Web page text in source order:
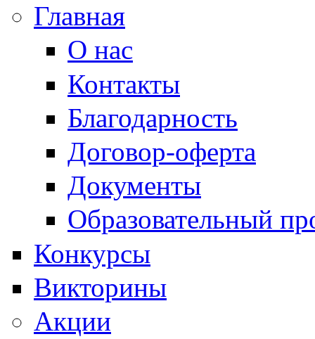
Главная
О нас
Контакты
Благодарность
Договор-оферта
Документы
Образовательный
Конкурсы
Викторины
Акции